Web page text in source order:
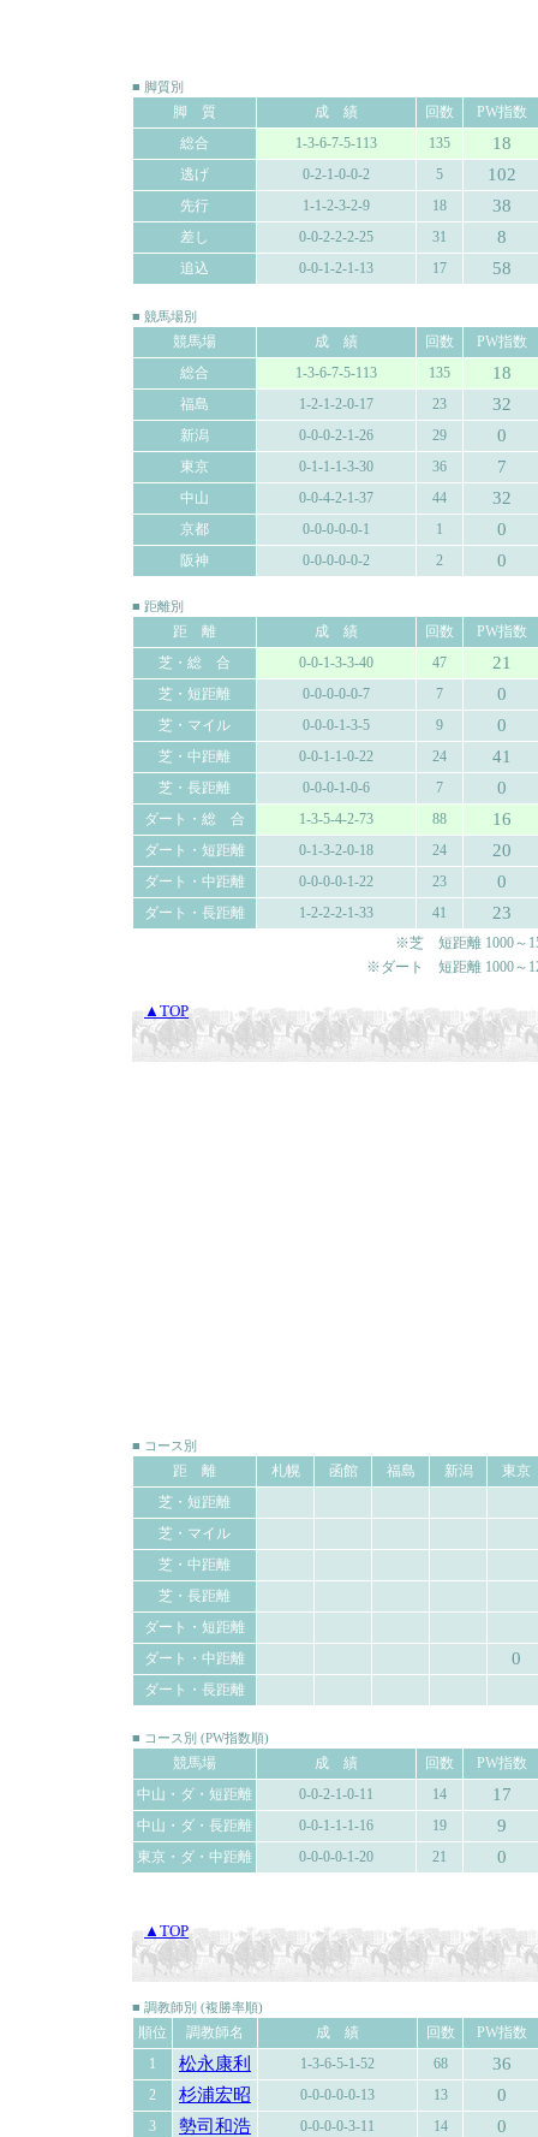
■ 脚質別
脚 質 成 績 回数
PW指数
総合
1-3-6-7-5-113 135 18
逃げ 0-2-1-0-0-2 5 102
先行 1-1-2-3-2-9 18 38
差し 0-0-2-2-2-25 31 8
追込 0-0-1-2-1-13 17 58
■ 競馬場別
競馬場 成 績 回数
PW指数
総合
1-3-6-7-5-113 135 18
福島 1-2-1-2-0-17 23 32
新潟 0-0-0-2-1-26 29 0
東京 0-1-1-1-3-30 36 7
中山 0-0-4-2-1-37 44 32
京都 0-0-0-0-0-1 1 0
阪神 0-0-0-0-0-2 2 0
■ 距離別
距 離 成 績 回数
PW指数
芝・総 合
0-0-1-3-3-40 47 21
芝・短距離 0-0-0-0-0-7 7 0
芝・マイル 0-0-0-1-3-5 9 0
芝・中距離 0-0-1-1-0-22 24 41
芝・長距離 0-0-0-1-0-6 7 0
ダート・総 合 1-3-5-4-2-73 88 16
ダート・短距離 0-1-3-2-0-18 24 20
ダート・中距離 0-0-0-0-1-22 23 0
ダート・長距離 1-2-2-2-1-33 41 23
※芝 短距離 1000～
※ダート 短距離 1000～
▲TOP
■ コース別
距 離 札幌 函館 福島 新潟
東京
芝・短距離
芝・マイル
芝・中距離
芝・長距離
ダート・短距離
ダート・中距離
0
ダート・長距離
■ コース別 (PW指数順)
競馬場 成 績 回数
PW指数
中山・ダ・短距離
0-0-2-1-0-11 14 17
中山・ダ・長距離 0-0-1-1-1-16 19 9
東京・ダ・中距離 0-0-0-0-1-20 21 0
▲TOP
■ 調教師別 (複勝率順)
順位 調教師名 成 績 回数
PW指数
1
松永康利 1-3-6-5-1-52 68 36
2 杉浦宏昭 0-0-0-0-0-13 13 0
3 勢司和浩 0-0-0-0-3-11 14 0